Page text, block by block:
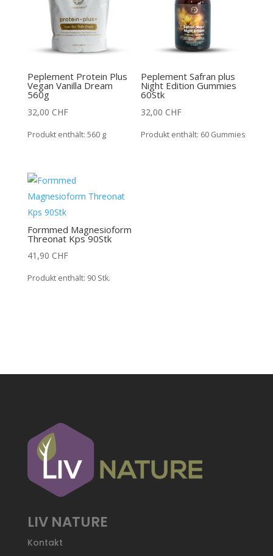
Peplement Protein Plus
Vegan Vanilla Dream
560g
32,00 CHF
Produkt enthält: 560 g
Peplement Safran plus
Night Edition Gummies
60Stk
32,00 CHF
Produkt enthält: 60 Gummies
Formmed Magnesioform
Threonat Kps 90Stk
41,90 CHF
Produkt enthält: 90 Stk.
LIV NATURE
Kontakt